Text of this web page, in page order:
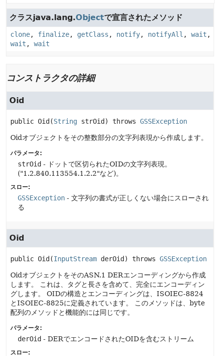
クラスjava.lang.Objectで宣言されたメソッド
clone, finalize, getClass , notify, notifyAll , wait ,
wait , wait
コンストラクタの詳細
Oid
public Oid (String strOid) throws GSSException
Oidオブジェクトをその整数部分の文字列表現から作成します。
パラメータ:
strOid - ドットで区切られたOIDの文字列表現。
("1.2.840.113554.1.2.2"など)。
スロー:
GSSException - 文字列の書式が正しくない場合にスローされ
る
Oid
public Oid (InputStream derOid) throws GSSException
OidオブジェクトをそのASN.1 DERエンコーディングから作成
します。
これは、タグと長さを含めて、完全にエンコーディン
グします。
OIDの構造とエンコーディングは、ISOIEC-8824
とISOIEC-8825に定義されています。
このメソッドは、byte
配列のメソッドと機能的には同じです。
パラメータ:
derOid - DERでエンコードされたOIDを含むストリーム
スロー: